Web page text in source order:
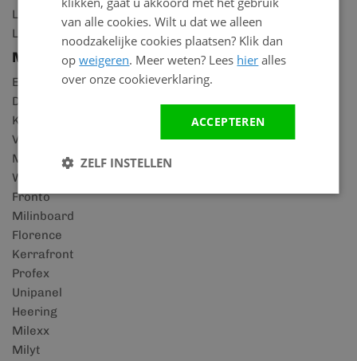
Lattenwand achter het bed
Lattenwand achter de tv
Merken
Eurotexx
Duafort
Keralit
Vinyplus
Multitexx
Wooddesign
Fronto
Milinboard
Florence
Kerrafront
Profex
Unipanel
Heering
Milexx
Milyt
van alle cookies. Wilt u dat we alleen
noodzakelijke cookies plaatsen? Klik dan
opweigeren. Meer weten? Lees hier alles
over onze cookieverklaring.
ACCEPTEREN
ZELF INSTELLEN